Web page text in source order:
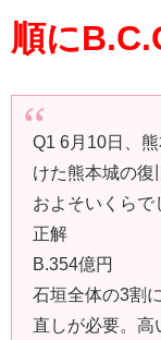
順に
Q1 6月10日、
けた熊本城の復
およそいくらで
正解
B.354億円
石垣全体の3割
直しが必要。高